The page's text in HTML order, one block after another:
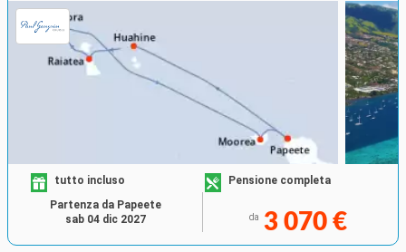
tutto incluso Pensione completa
da 3 070 €
Partenza da Papeete
sab 04 dic 2027